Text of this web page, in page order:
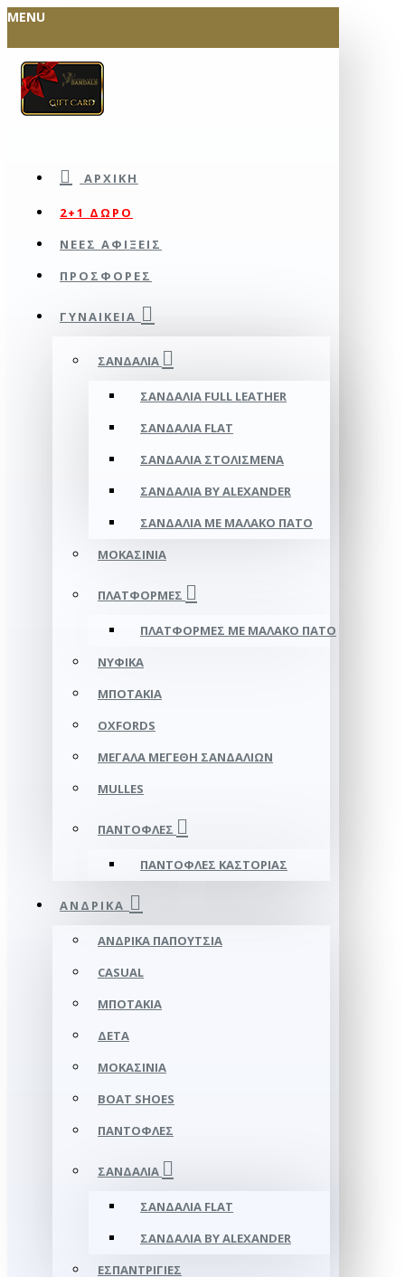
MENU
ΑΡΧΙΚΉ
2+1 ΔΩΡΟ
ΝΕΕΣ ΑΦΙΞΕΙΣ
ΠΡΟΣΦΟΡΕΣ
ΓΥΝΑΙΚΕΊΑ
ΣΑΝΔΆΛΙΑ
ΣΑΝΔΆΛΙΑ FULL LEATHER
ΣΑΝΔΆΛΙΑ FLAT
ΣΑΝΔΆΛΙΑ ΣΤΟΛΙΣΜΈΝΑ
ΣΑΝΔΆΛΙΑ BY ALEXANDER
ΣΑΝΔΆΛΙΑ ΜΕ ΜΑΛΑΚΌ ΠΆΤΟ
ΜΟΚΑΣΊΝΙΑ
ΠΛΑΤΦΌΡΜΕΣ
ΠΛΑΤΦΟΡΜΕΣ ΜΕ ΜΑΛΑΚΟ ΠΑΤΟ
ΝΥΦΙΚΆ
ΜΠΟΤΆΚΙΑ
OXFORDS
ΜΕΓΆΛΑ ΜΕΓΈΘΗ ΣΑΝΔΑΛΙΏΝ
MULLES
ΠΑΝΤΌΦΛΕΣ
ΠΑΝΤΌΦΛΕΣ ΚΑΣΤΟΡΙΆΣ
ΑΝΔΡΙΚΆ
ΑΝΔΡΙΚΆ ΠΑΠΟΎΤΣΙΑ
CASUAL
ΜΠΟΤΆΚΙΑ
ΔΕΤΆ
ΜΟΚΑΣΊΝΙΑ
BOAT SHOES
ΠΑΝΤΌΦΛΕΣ
ΣΑΝΔΆΛΙΑ
ΣΑΝΔΆΛΙΑ FLAT
ΣΑΝΔΆΛΙΑ BY ALEXANDER
ΕΣΠΑΝΤΡΊΓΙΕΣ